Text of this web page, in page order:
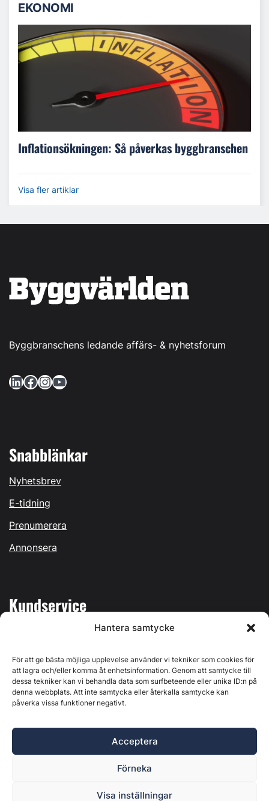
Hantera samtycke
För att ge bästa möjliga upplevelse använder vi tekniker som cookies för
att lagra och/eller komma åt enhetsinformation. Genom att samtycke till
dessa tekniker kan vi behandla data som surfbeteende eller unika ID:n på
denna webbplats. Att inte samtycka eller återkalla samtycke kan
påverka vissa funktioner negativt.
Acceptera
Förneka
Visa inställningar
EKONOMI
Inflationsökningen: Så påverkas byggbranschen
Visa fler artiklar
Byggbranschens ledande affärs- & nyhetsforum
LinkedIn Facebook InstagramYouTube
Snabblänkar
Nyhetsbrev
E-tidning
Prenumerera
Annonsera
Kundservice
Kontakta oss
Östernäsvägen 1, 827 32 Ljusdal, org.nr: 556625-6425 -
Ansvarig utgivare: Henrik Ekberg. Innehållet på denna
webbplats är upphovsrättsligt skyddat. Ange källa vid citering.
Byggvärlden är en del avMarknadsdatagruppen
Policy för datahantering, integritet och cookies